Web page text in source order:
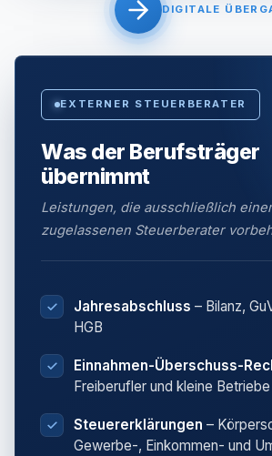
DIGITALE
EXTERNER STEUERBERATER
Was der Berufsträger
übernimmt
Leistungen, die ausschließlich
zugelassenen Steuerberater
Jahresabschluss – Bilanz,
HGB
Einnahmen-Überschuss-
Freiberufler und kleine Betriebe
Steuererklärungen –
Gewerbe-, Einkommen- und